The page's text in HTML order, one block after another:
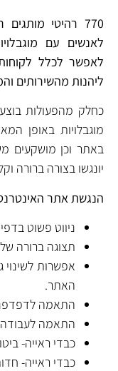
770 רהיטי
לאנשים עם
לאפשר לכלל
ליהנות מהשירותים
כחלק מהפעולות
מוגבלויות באופן
באתר וכן מושקעים
יונגשו בצורה ברורה
הנגשת אתר האינטרנט של חברת 770
ניווט פשוט
תצוגה ברורה
אפשרות
האתר.
התאמה
התאמה לעבודה
כבדי ראייה-
כבדי ראייה-